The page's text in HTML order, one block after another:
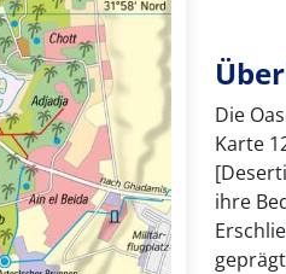
Die
Karte
ihre